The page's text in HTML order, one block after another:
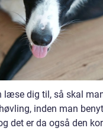
læse dig til, så skal
inden man
det er da også den